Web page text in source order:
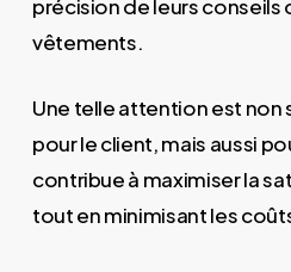
précision de leurs conseils
vêtements.
Une telle attention est
pour le client, mais aussi
contribue à maximiser la
tout en minimisant les